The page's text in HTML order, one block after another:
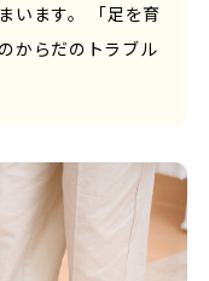
います。 「足を育
からだのトラブル